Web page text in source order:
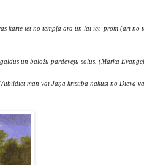
kārie iet no tempļa ārā un lai iet prom (arī no
un baložu pārdevēju solus. (Marka
man vai Jāņa kristība nākusi no Dieva